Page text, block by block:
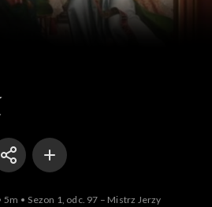
5m Sezon 1, odc. 97 – Mistrz Jerzy